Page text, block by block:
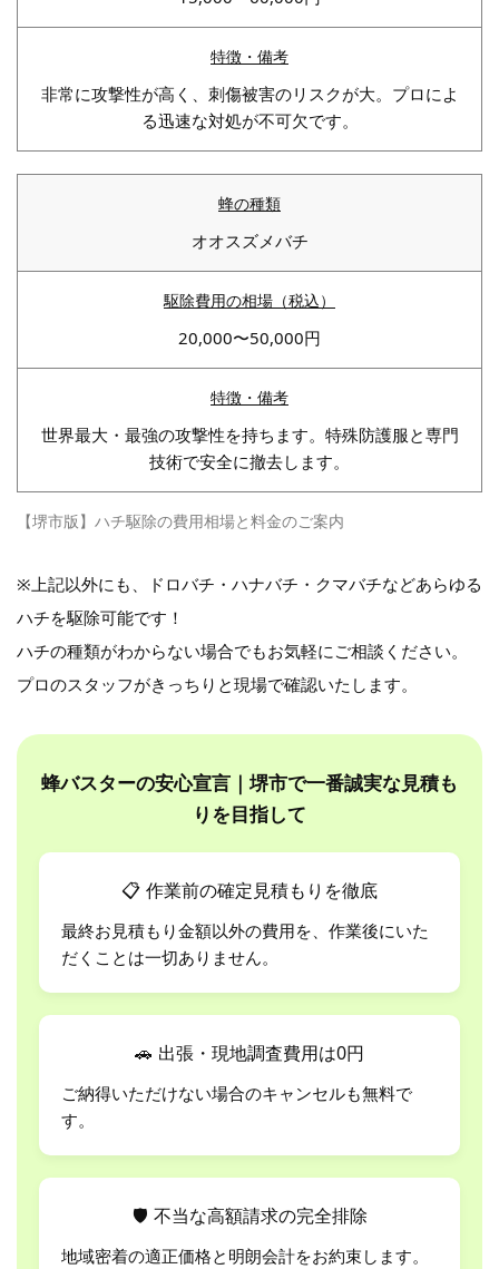
非常に攻撃性が高く、刺傷被害のリスクが大。プロによ
る迅速な対処が不可欠です。
オオスズメバチ
20,000〜50,000円
世界最大・最強の攻撃性を持ちます。特殊防護服と専門
技術で安全に撤去します。
【堺市版】ハチ駆除の費用相場と料金のご案内
※上記以外にも、ドロバチ・ハナバチ・クマバチなどあらゆる
ハチを駆除可能です！
ハチの種類がわからない場合でもお気軽にご相談ください。
プロのスタッフがきっちりと現場で確認いたします。
蜂バスターの安心宣言｜堺市で一番誠実な見積も
りを目指して
📋 作業前の確定見積もりを徹底
最終お見積もり金額以外の費用を、作業後にいた
だくことは一切ありません。
🚗 出張・現地調査費用は0円
ご納得いただけない場合のキャンセルも無料で
す。
🛡 不当な高額請求の完全排除
地域密着の適正価格と明朗会計をお約束します。